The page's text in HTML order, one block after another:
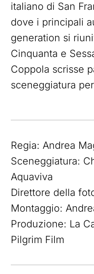
italiano di San
dove i principali
generation si
Cinquanta e
Coppola scrisse
sceneggiatura per
Regia: Andrea
Sceneggiatura:
Aquaviva
Direttore della
Montaggio:
Produzione: La
Pilgrim Film